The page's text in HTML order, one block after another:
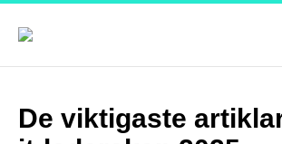
De viktigaste